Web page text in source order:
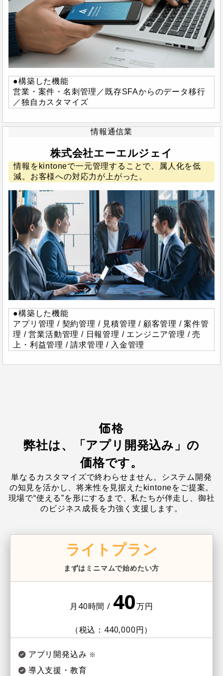
●構築した機能
営業・案件・名刺管理／既存SFAからのデータ移行
／独自カスタマイズ
情報通信業
株式会社エーエルジェイ
情報をkintoneで一元管理することで、属人化を低
減。お客様への対応力が上がった。
●構築した機能
アプリ管理 / 契約管理 / 見積管理 / 顧客管理 / 案件管
理 / 営業活動管理 / 日報管理 / エンジニア管理 / 売
上・利益管理 / 請求管理 / 入金管理
価格
弊社は、「アプリ開発込み」の
価格です。
単なるカスタマイズで終わらせません。システム開発
の知見を活かし、将来性を見据えたkintoneをご提案。
現場で“使える”を形にするまで、私たちが伴走し、御社
のビジネス成長を力強く支援します。
ライトプラン
まずはミニマムで始めたい方
月40時間 / 40万円
（税込：440,000円）
アプリ開発込み ※
導入支援・教育